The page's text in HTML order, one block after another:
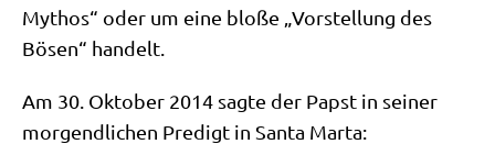
Mythos“ oder um eine blo­ße „Vor­stel­lung des
Bösen“ handelt.
Am 30. Okto­ber 2014 sag­te der Papst in sei­ner
mor­gend­li­chen Pre­digt in San­ta Marta: